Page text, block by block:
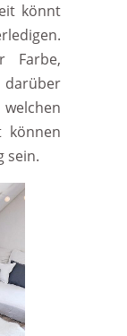
könnt
Farbe,
können
sein.